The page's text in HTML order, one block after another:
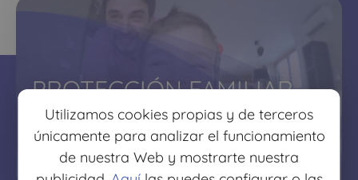
Utilizamos cookies propias y de terceros
únicamente para analizar el funcionamiento
de nuestra Web y mostrarte nuestra
PROTECCIÓN FAMILIAR
protege lo que más
quieres